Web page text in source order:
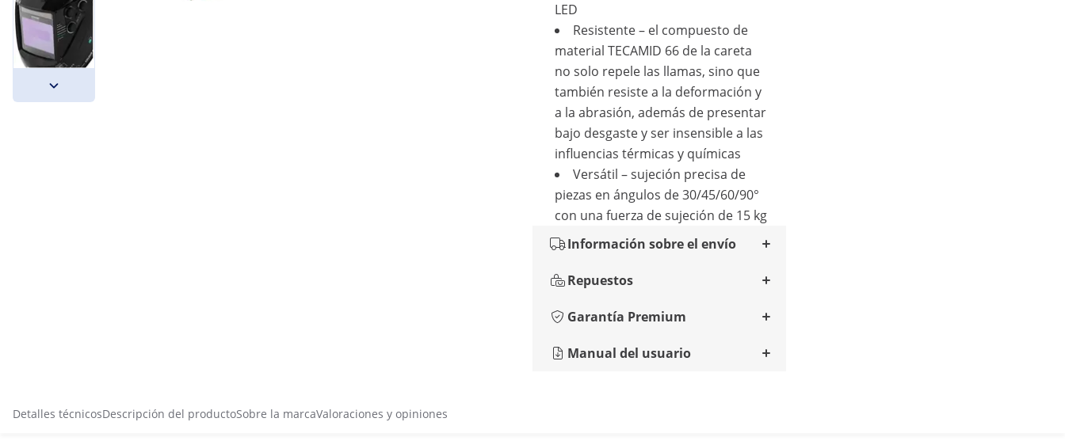
LED
Resistente – el compuesto de
material TECAMID 66 de la careta
no solo repele las llamas, sino que
también resiste a la deformación y
a la abrasión, además de presentar
bajo desgaste y ser insensible a las
influencias térmicas y químicas
Versátil – sujeción precisa de
piezas en ángulos de 30/45/60/90°
con una fuerza de sujeción de 15 kg
Información sobre el envío
Repuestos
Garantía Premium
Manual del usuario
Detalles técnicosDescripción del productoSobre la marcaValoraciones y opiniones